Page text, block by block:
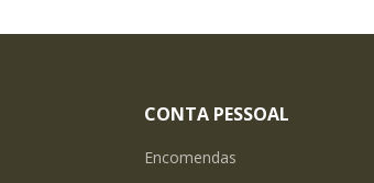
CONTA PESSOAL
Encomendas